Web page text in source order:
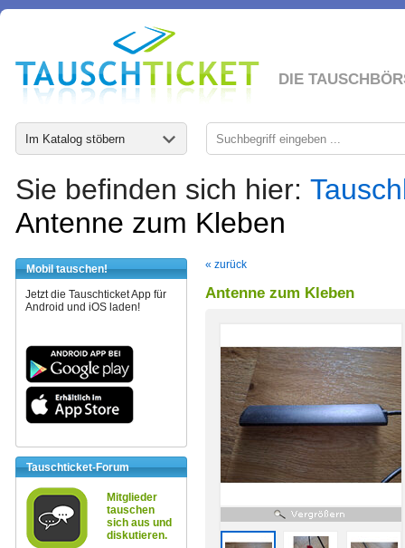
DIE
Im Katalog stöbern
Sie befinden sich hier:
Antenne zum Kleben
Mobil tauschen!
Jetzt die Tauschticket App für
Android und iOS laden!
Tauschticket-Forum
Mitglieder
tauschen
sich aus und
diskutieren.
« zurück
Antenne zum Kleben